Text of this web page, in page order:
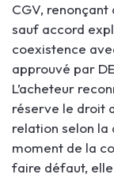
CGV, renonçant
sauf accord
coexistence
approuvé par
L’acheteur
réserve le droit
relation selon la
moment de la
faire défaut,